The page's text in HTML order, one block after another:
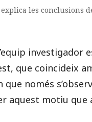
les conclusions
investigador
que coincideix
només
aquest motiu que